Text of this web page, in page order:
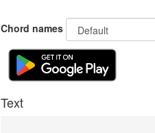
Chord names
Text